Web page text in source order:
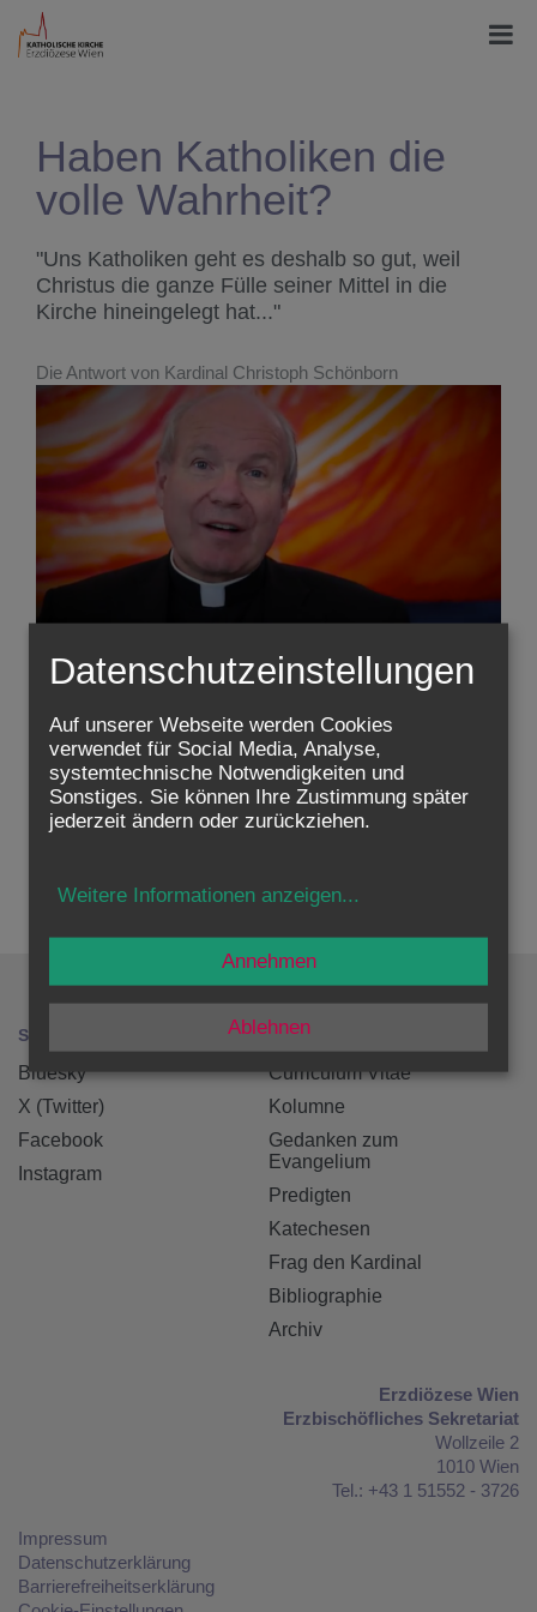
Haben Katholiken die
volle Wahrheit?
"Uns Katholiken geht es deshalb so gut, weil
Christus die ganze Fülle seiner Mittel in die
Kirche hineingelegt hat..."
Die Antwort von Kardinal Christoph Schönborn
Zustimmung erforderlich!
Bitte akzeptieren Sie
Cookies von Youtubeund
laden Sie
die Seite neu
, um diesen Inhalt sehen zu können.
SOCIAL MEDIA
Bluesky
X (Twitter)
Facebook
Instagram
HOME
Curriculum Vitae
Kolumne
Gedanken zum
Evangelium
Predigten
Katechesen
Frag den Kardinal
Bibliographie
Archiv
Erzdiözese Wien
Erzbischöfliches Sekretariat
Wollzeile 2
1010 Wien
Tel.: +43 1 51552 - 3726
Impressum
Datenschutzerklärung
Barrierefreiheitserklärung
Datenschutzeinstellungen
Auf unserer Webseite werden Cookies
verwendet für Social Media, Analyse,
systemtechnische Notwendigkeiten und
Sonstiges. Sie können Ihre Zustimmung später
jederzeit ändern oder zurückziehen.
Weitere Informationen anzeigen...
Ablehnen
Annehmen